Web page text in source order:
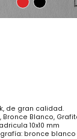
de gran calidad.
Blanco,
10x10 mm
bronce blanco